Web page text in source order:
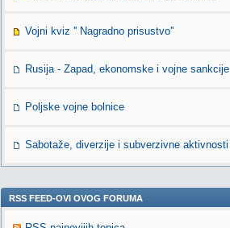
Vojni kviz '' Nagradno prisustvo''
Rusija - Zapad, ekonomske i vojne sankcije
Poljske vojne bolnice
Sabotaže, diverzije i subverzivne aktivnosti
RSS FEED-OVI OVOG FORUMA